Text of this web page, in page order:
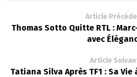
Article
Thomas Sotto Quitte RTL :
avec
Article
Tatiana Silva Après TF1 : Sa